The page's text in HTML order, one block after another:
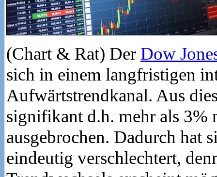
(Chart & Rat) Der Dow
sich in einem langfristigen
Aufwärtstrendkanal. Aus
signifikant d.h. mehr als 3%
ausgebrochen. Dadurch hat
eindeutig verschlechtert,